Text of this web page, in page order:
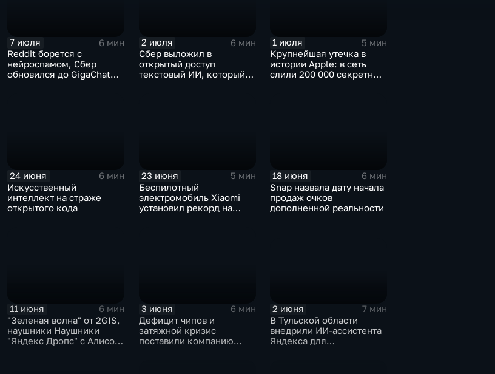
7 июля
6 мин
Reddit борется с
нейроспамом, Сбер
обновился до GigaChat
2 июля
6 мин
Сбер выложил в
открытый доступ
текстовый ИИ, который
1 июля
5 мин
Крупнейшая утечка в
истории Apple: в сеть
слили 200 000 секретных
24 июня
6 мин
Искусственный
интеллект на страже
открытого кода
23 июня
5 мин
Беспилотный
электромобиль Xiaomi
установил рекорд на
18 июня
6 мин
Snap назвала дату начала
продаж очков
дополненной реальности
11 июня
6 мин
"Зеленая волна" от 2GIS,
наушники Наушники
"Яндекс Дропс" с Алисой
3 июня
6 мин
Дефицит чипов и
затяжной кризис
поставили компанию
2 июня
7 мин
В Тульской области
внедрили ИИ-ассистента
Яндекса для